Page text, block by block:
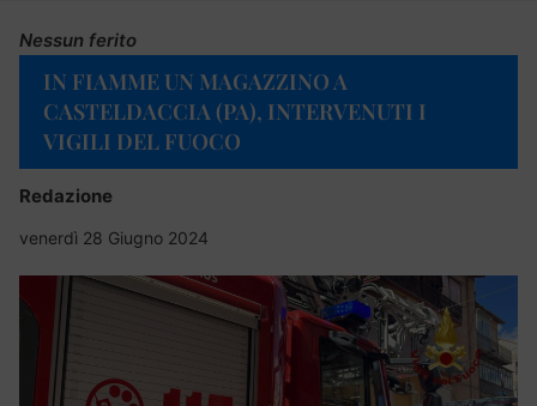
Nessun ferito
IN FIAMME UN MAGAZZINO A
CASTELDACCIA (PA), INTERVENUTI I
VIGILI DEL FUOCO
Redazione
venerdì 28 Giugno 2024